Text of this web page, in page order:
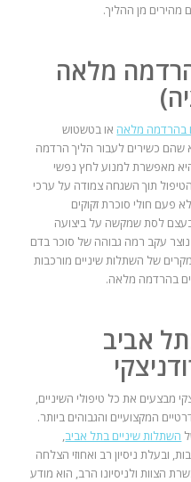
מהירים מן ההליך.
מלאה
בהרדמה מלאה או בטשטוש
שהם כשירים לעבור הליך הרדמה
מאפשרת למנוע לחץ נפשי
תוך השגחה צמודה על ערכי
פעם חולי סוכרת זקוקים
לסת שמקשה על ביצועה
עקב רמה גבוהה של סוכר בדם
של השתלות שיניים מורכבות
בהרדמה מלאה.
אביב
מבצעים את כל טיפולי השיניים,
המקצועיים והגבוהים ביותר.
השתלות שיניים בתל אביב,
ובעלת ניסיון רב ואחוזי הצלחה
הצוות ולניסיונו הרב, הוא מודע